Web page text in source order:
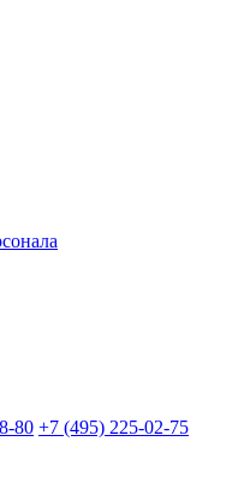
80 +7 (495) 225-02-75